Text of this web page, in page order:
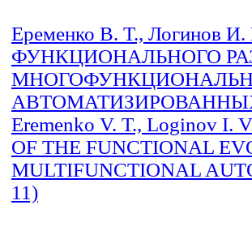
Еременко В. Т., Логинов
ФУНКЦИОНАЛЬНОГО
Eremenko V. T., Loginov I.
OF THE FUNCTIONAL
MULTIFUNCTIONAL
11)